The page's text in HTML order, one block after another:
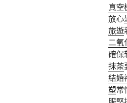
真空
放心
旅遊
二氧
確保
抹茶
結婚
塑常